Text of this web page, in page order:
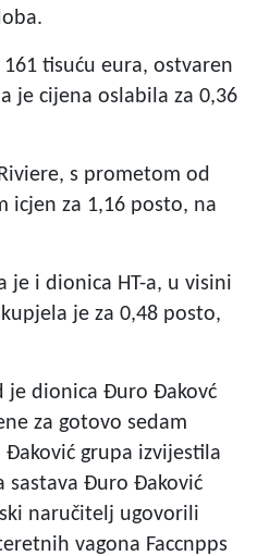
tisuću eura, ostvaren
je cijena oslabila za 0,36
s prometom od
icjen za 1,16 posto, na
je i dionica HT-a, u visini
je za 0,48 posto,
je dionica Đuro Đakovć
za gotovo sedam
grupa izvijestila
sastava Đuro Đaković
naručitelj ugovorili
vagona Faccnpps